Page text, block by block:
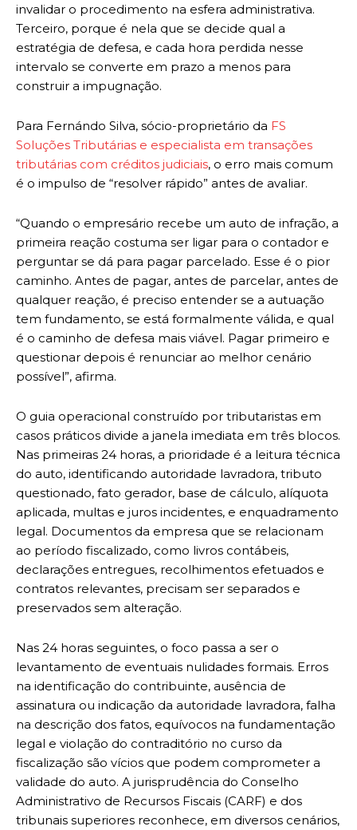
invalidar o procedimento na esfera administrativa.
Terceiro, porque é nela que se decide qual a
estratégia de defesa, e cada hora perdida nesse
intervalo se converte em prazo a menos para
construir a impugnação.
Para Fernándo Silva, sócio-proprietário da FS
Soluções Tributárias e especialista em transações
tributárias com créditos judiciais, o erro mais comum
é o impulso de “resolver rápido” antes de avaliar.
“Quando o empresário recebe um auto de infração, a
primeira reação costuma ser ligar para o contador e
perguntar se dá para pagar parcelado. Esse é o pior
caminho. Antes de pagar, antes de parcelar, antes de
qualquer reação, é preciso entender se a autuação
tem fundamento, se está formalmente válida, e qual
é o caminho de defesa mais viável. Pagar primeiro e
questionar depois é renunciar ao melhor cenário
possível”, afirma.
O guia operacional construído por tributaristas em
casos práticos divide a janela imediata em três blocos.
Nas primeiras 24 horas, a prioridade é a leitura técnica
do auto, identificando autoridade lavradora, tributo
questionado, fato gerador, base de cálculo, alíquota
aplicada, multas e juros incidentes, e enquadramento
legal. Documentos da empresa que se relacionam
ao período fiscalizado, como livros contábeis,
declarações entregues, recolhimentos efetuados e
contratos relevantes, precisam ser separados e
preservados sem alteração.
Nas 24 horas seguintes, o foco passa a ser o
levantamento de eventuais nulidades formais. Erros
na identificação do contribuinte, ausência de
assinatura ou indicação da autoridade lavradora, falha
na descrição dos fatos, equívocos na fundamentação
legal e violação do contraditório no curso da
fiscalização são vícios que podem comprometer a
validade do auto. A jurisprudência do Conselho
Administrativo de Recursos Fiscais (CARF) e dos
tribunais superiores reconhece, em diversos cenários,